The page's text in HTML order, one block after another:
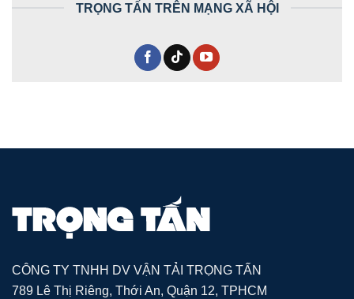
TRỌNG TẤN TRÊN MẠNG XÃ HỘI
CÔNG TY TNHH DV VẬN TẢI TRỌNG TẤN
789 Lê Thị Riêng, Thới An, Quận 12, TPHCM